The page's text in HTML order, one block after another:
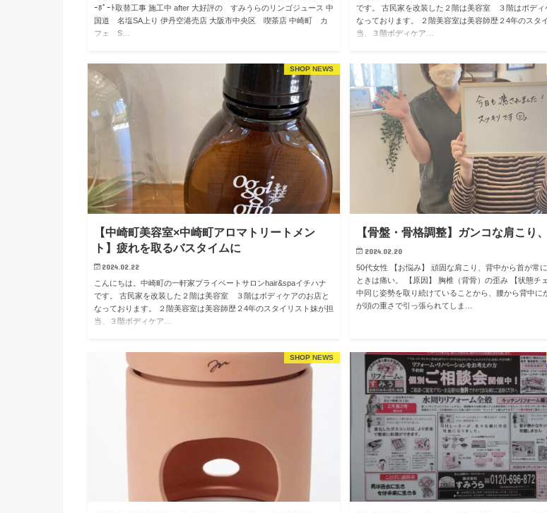
ｰﾎﾟｰﾄ取替工事 施工中 after 大好評の すみうらのリンゴジュース 中
国道 名塩SA上り 伊丹空港売店 大阪市中央区 喫茶店 中崎町 カ
フェ S…
です。 古民家を改装した２階は美容室 ３階はボディ
なっております。 ２階美容室は美容師歴２4年のスタ
当、３階ボディケア…
SHOP NEWS
【中崎町美容室×中崎町アロマトリートメン
ト】疲れを取るバスタイムに
2024.02.22
こんにちは。中崎町の一軒家プライベートサロンhair&spaイチハナ
です。 古民家を改装した２階は美容室 ３階はボディケアのお店と
なっております。 ２階美容室は美容師歴２4年のスタイリスト妹が担
当、３階ボディケア…
【骨盤・骨格調整】ガンコな肩こり
2024.02.20
50代女性 【お悩み】 頑固な肩こり、背中から首が常
ときは痛い。 【原因】 胸椎（背骨）の歪み 【状態チ
中同じ姿勢を取り続けていることから、腰から背中に
が頭の重さで引っ張られてしま…
SHOP NEWS